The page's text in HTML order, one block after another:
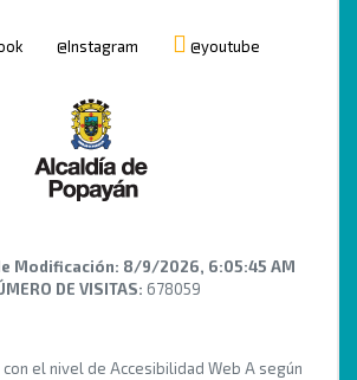
@Instagram @youtube
Modificación: 8/9/2026, 6:05:45 AM
DE VISITAS: 678059
el nivel de Accesibilidad Web A según